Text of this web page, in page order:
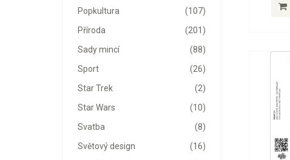
(107)
Popkultura
(201)
Příroda
(88)
Sady mincí
(26)
Sport
(2)
Star Trek
(10)
Star Wars
(8)
Svatba
(16)
Světový design